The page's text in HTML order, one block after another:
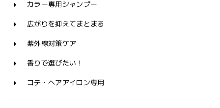
カラー専用シャンプー
広がりを抑えてまとまる
紫外線対策ケア
香りで選びたい！
コテ・ヘアアイロン専用